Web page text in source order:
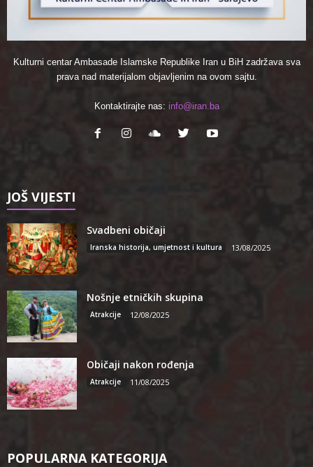
Kulturni centar Ambasade Islamske Republike Iran u BiH zadržava sva
prava nad materijalom objavljenim na ovom sajtu.
Kontaktirajte nas: info@iran.ba
JOŠ VIJESTI
Svadbeni običaji
Iranska historija, umjetnost i kultura 13/08/2025
Nošnje etničkih skupina
Atrakcije 12/08/2025
Običaji nakon rođenja
Atrakcije 11/08/2025
POPULARNA KATEGORIJA